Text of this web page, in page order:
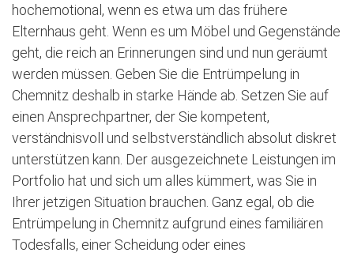
hochemotional, wenn es etwa um das frühere
Elternhaus geht. Wenn es um Möbel und Gegenstände
geht, die reich an Erinnerungen sind und nun geräumt
werden müssen. Geben Sie die Entrümpelung in
Chemnitz deshalb in starke Hände ab. Setzen Sie auf
einen Ansprechpartner, der Sie kompetent,
verständnisvoll und selbstverständlich absolut diskret
unterstützen kann. Der ausgezeichnete Leistungen im
Portfolio hat und sich um alles kümmert, was Sie in
Ihrer jetzigen Situation brauchen. Ganz egal, ob die
Entrümpelung in Chemnitz aufgrund eines familiären
Todesfalls, einer Scheidung oder eines